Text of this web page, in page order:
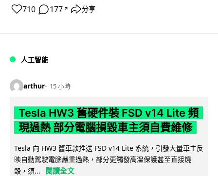
710 177 ↗ 分享
人工智能
arthur 15 小時
Tesla HW3 舊硬件裝 FSD v14 Lite 頻
現過熱 部分電腦損毀車主須自費維修
Tesla 向 HW3 舊車款推送 FSD v14 Lite 系統，引發大量車主反
映自動駕駛電腦嚴重過熱，部分更觸發高溫保護甚至直接燒
毀，須...
閱讀全文